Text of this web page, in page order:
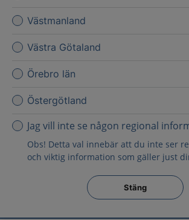
Västmanland
Västra Götaland
Örebro län
Östergötland
Jag vill inte se någon regional
Obs! Detta val innebär att du inte ser
och viktig information som gäller just
Stäng
Stäng